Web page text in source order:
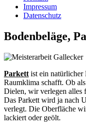
Impressum
Datenschutz
Bodenbeläge,
Parkett ist ein natürlicher
Raumklima schafft. Ob
Dielen, wir verlegen alles
Das Parkett wird ja nach
verlegt. Die Oberfläche
lackiert oder geölt.